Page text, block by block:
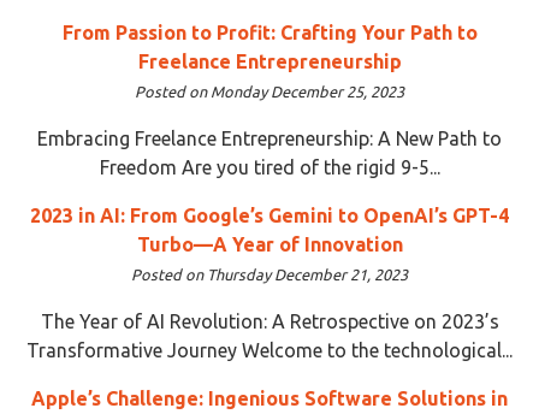
From Passion to Profit: Crafting Your Path to
Freelance Entrepreneurship
Posted on Monday December 25, 2023
Embracing Freelance Entrepreneurship: A New Path to
Freedom Are you tired of the rigid 9-5...
2023 in AI: From Google’s Gemini to OpenAI’s GPT-4
Turbo—A Year of Innovation
Posted on Thursday December 21, 2023
The Year of AI Revolution: A Retrospective on 2023’s
Transformative Journey Welcome to the technological...
Apple’s Challenge: Ingenious Software Solutions in